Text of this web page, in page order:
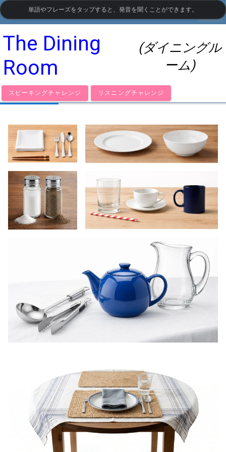
LanguageGuide.org• イギリス英語の視覚語彙
The Dining
Room
(ダイニングル
ーム)
スピーキングチャレンジ リスニングチャレンジ
単語やフレーズをタップすると、発音を聞くことができます。